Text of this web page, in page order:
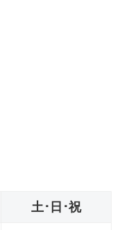
土･日･祝